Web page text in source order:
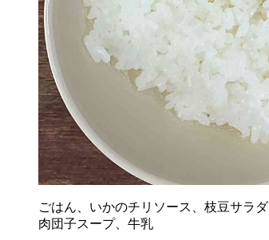
ごはん、いかのチリソース、枝豆サラダ
肉団子スープ、牛乳